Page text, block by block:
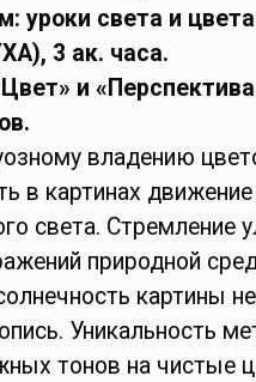
уроки света и
3 ак. часа.
Цвет» и
владению
в картинах
света. Стремление
природной
картины
Уникальность
тонов на чистые